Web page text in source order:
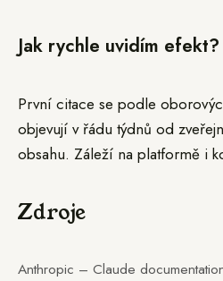
Jak rychle uvidím efekt?
První citace se podle
objevují v řádu týdnů od
obsahu. Záleží na platformě i
Zdroje
Anthropic – Claude